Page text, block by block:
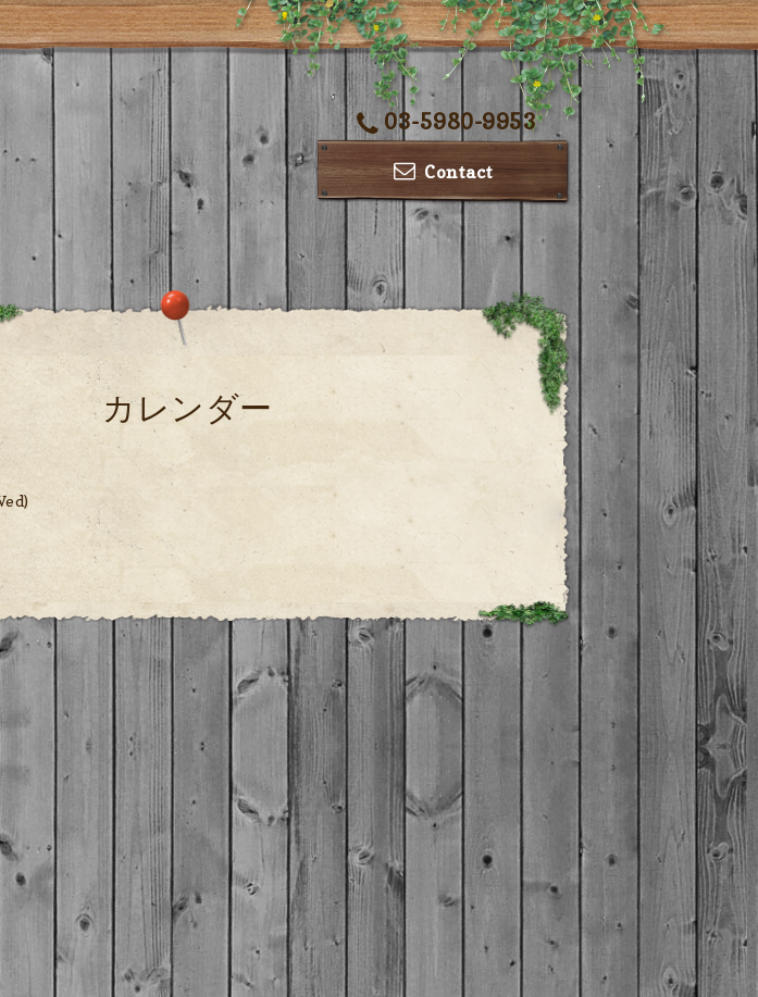
03-5980-9953
Contact
カレンダー